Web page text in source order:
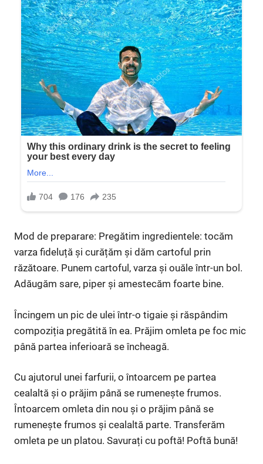
Mod de preparare: Pregătim ingredientele: tocăm
varza fideluță și curățăm și dăm cartoful prin
răzătoare. Punem cartoful, varza și ouăle într-un bol.
Adăugăm sare, piper și amestecăm foarte bine.
Încingem un pic de ulei într-o tigaie și răspândim
compoziția pregătită în ea. Prăjim omleta pe foc mic
până partea inferioară se încheagă.
Cu ajutorul unei farfurii, o întoarcem pe partea
cealaltă și o prăjim până se rumenește frumos.
Întoarcem omleta din nou și o prăjim până se
rumenește frumos și cealaltă parte. Transferăm
omleta pe un platou. Savurați cu poftă! Poftă bună!